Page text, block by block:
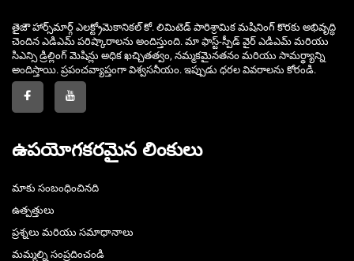
తైజౌ హార్స్‌మార్గ్ ఎలక్ట్రోమెకానికల్ కో. లిమిటెడ్ పారిశ్రామిక మషినింగ్ కొరకు అభివృద్ధి
చెందిన ఎడిఎమ్ పరిష్కారాలను అందిస్తుంది. మా ఫాస్ట్-స్పీడ్ వైర్ ఎడిఎమ్ మరియు
సిఎన్సి డ్రిల్లింగ్ మెషిన్లు అధిక ఖచ్చితత్వం, నమ్మకమైనతనం మరియు సామర్థ్యాన్ని
అందిస్తాయి. ప్రపంచవ్యాప్తంగా విశ్వసనీయం. ఇప్పుడు ధరల వివరాలను కోరండి.
ఉపయోగకరమైన లింకులు
మాకు సంబంధించినది
ఉత్పత్తులు
ప్రశ్నలు మరియు సమాధానాలు
మమ్మల్ని సంప్రదించండి